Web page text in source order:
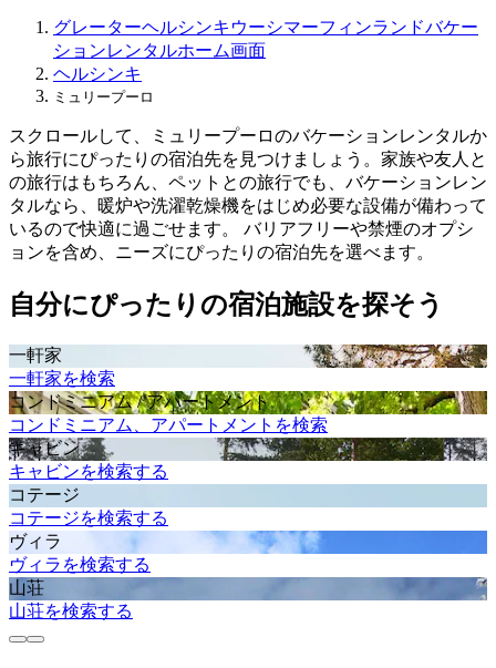
グレーターヘルシンキ ウーシマーフィンランドバケー
ションレンタルホーム画面
ヘルシンキ
ミュリープーロ
スクロールして、ミュリープーロのバケーションレンタルか
ら旅行にぴったりの宿泊先を見つけましょう。家族や友人と
の旅行はもちろん、ペットとの旅行でも、バケーションレン
タルなら、暖炉や洗濯乾燥機をはじめ必要な設備が備わって
いるので快適に過ごせます。 バリアフリーや禁煙のオプシ
ョンを含め、ニーズにぴったりの宿泊先を選べます。
自分にぴったりの宿泊施設を探そう
一軒家
一軒家を検索
コンドミニアム / アパートメント
コンドミニアム、アパートメントを検索
キャビン
キャビンを検索する
コテージ
コテージを検索する
ヴィラ
ヴィラを検索する
山荘
山荘を検索する